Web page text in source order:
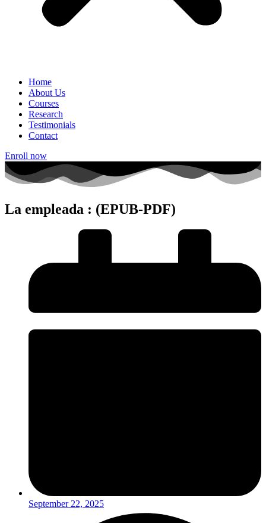
Home
About Us
Courses
Research
Testimonials
Contact
Enroll now
La empleada : (EPUB-PDF)
September 22, 2025